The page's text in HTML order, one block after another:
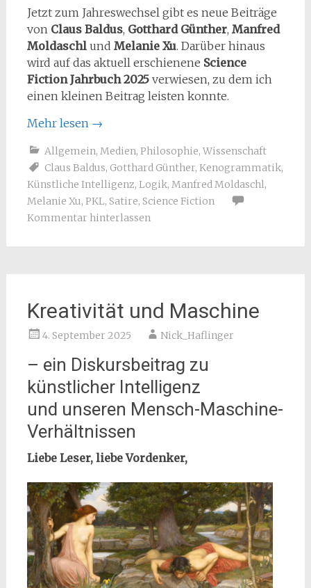
Jetzt zum Jahreswechsel gibt es neue Beiträge
von Claus Baldus, Gotthard Günther, Manfred
Moldaschlund Melanie Xu. Darüber hinaus
wird auf das aktuell erschienene Science
Fiction Jahrbuch 2025verwiesen, zu dem ich
einen kleinen Beitrag leisten konnte.
Mehr lesen →
Allgemein, Medien, Philosophie, Wissenschaft
Claus Baldus, Gotthard Günther, Kenogrammatik,
Künstliche Intelligenz, Logik, Manfred Moldaschl,
Melanie Xu, PKL, Satire, Science Fiction
Kommentar hinterlassen
Kreativität und Maschine
4. September 2025 Nick_Haflinger
– ein Diskursbeitrag zu
künstlicher Intelligenz
und unseren Mensch-Maschine-
Verhältnissen
Liebe Leser, liebe Vordenker,